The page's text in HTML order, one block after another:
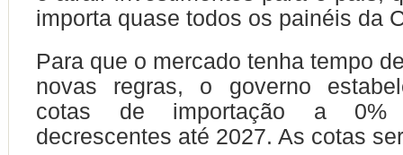
importa quase todos os painéis da
Para que o mercado tenha tempo
novas regras, o governo
cotas de importação a 0%
decrescentes até 2027. As cotas